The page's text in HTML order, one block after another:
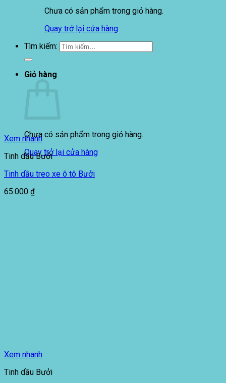
Chưa có sản phẩm trong giỏ hàng.
Quay trở lại cửa hàng
Tìm kiếm:
Giỏ hàng
Chưa có sản phẩm trong giỏ hàng.
Quay trở lại cửa hàng
Xem nhanh
Tinh dầu Bưởi
Tinh dầu treo xe ô tô Bưởi
65.000 ₫
Xem nhanh
Tinh dầu Bưởi